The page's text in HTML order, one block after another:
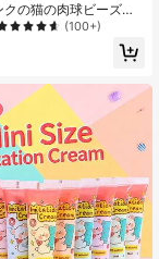
の猫の肉球ビーズク
ット:仕分けトレイ、
、ピンセット付き、DIY
ラフト用品
(100+)